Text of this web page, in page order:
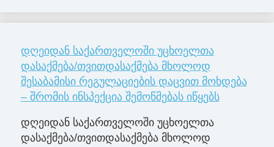
დღეიდან საქართველოში უცხოელთა
დასაქმება/თვითდასაქმება მხოლოდ
შესაბამისი რეგულაციების დაცვით მოხდება
– შრომის ინსპექცია შემოწმებას იწყებს
დღეიდან საქართველოში უცხოელთა
დასაქმება/თვითდასაქმება მხოლოდ